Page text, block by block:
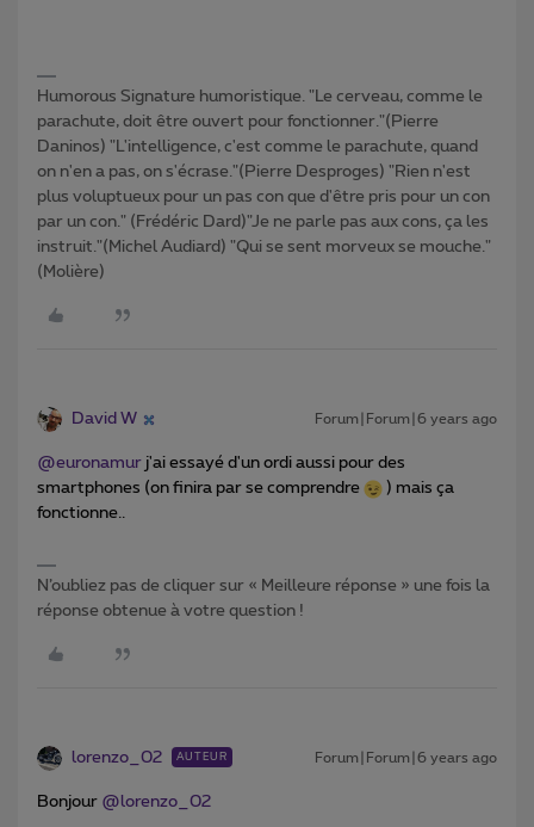
Humorous Signature humoristique. "Le cerveau, comme le
parachute, doit être ouvert pour fonctionner."(Pierre
Daninos) "L'intelligence, c'est comme le parachute, quand
on n'en a pas, on s'écrase."(Pierre Desproges) "Rien n'est
plus voluptueux pour un pas con que d'être pris pour un con
par un con." (Frédéric Dard)"Je ne parle pas aux cons, ça les
instruit."(Michel Audiard) "Qui se sent morveux se mouche."
(Molière)
David W Forum|Forum|6 years ago
@euronamur j'ai essayé d'un ordi aussi pour des
smartphones (on finira par se comprendre
) mais ça
fonctionne..
N’oubliez pas de cliquer sur « Meilleure réponse » une fois la
réponse obtenue à votre question !
lorenzo_02 AUTEUR Forum|Forum|6 years ago
Bonjour @lorenzo_02